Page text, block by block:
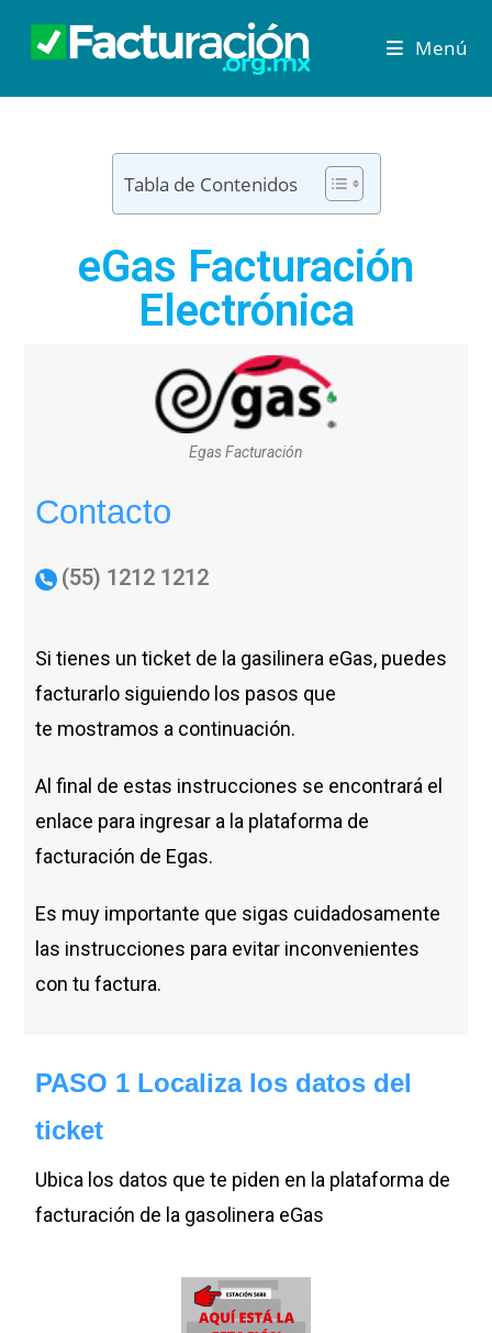
Menú
Tabla de Contenidos
eGas Facturación
Electrónica
Egas Facturación
Contacto
(55) 1212 1212
Si tienes un ticket de la gasilinera eGas, puedes
facturarlo siguiendo los pasos que
te mostramos a continuación.
Al final de estas instrucciones se encontrará el
enlace para ingresar a la plataforma de
facturación de Egas.
Es muy importante que sigas cuidadosamente
las instrucciones para evitar inconvenientes
con tu factura.
PASO 1 Localiza los datos del
ticket
Ubica los datos que te piden en la plataforma de
facturación de la gasolinera eGas